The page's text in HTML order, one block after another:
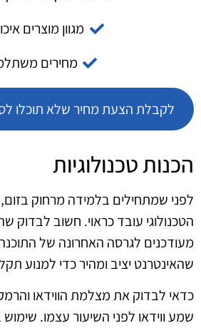
מגוון מוצרים
מחירים
לקבלת הצעת מחיר שלא תוכלו
הכנות טכנולוגיות
לפני שמתחילים בלמידה מרחוק בזום,
הטכנולוגי עובד כראוי. חשוב
מעודכנים לגרסה האחרונה של
שהאינטרנט יציב ומהיר כדי למנוע
כדאי לבדוק את מצלמת הווידאו
שמע ווידאו לפני השיעור עצמו. שימוש